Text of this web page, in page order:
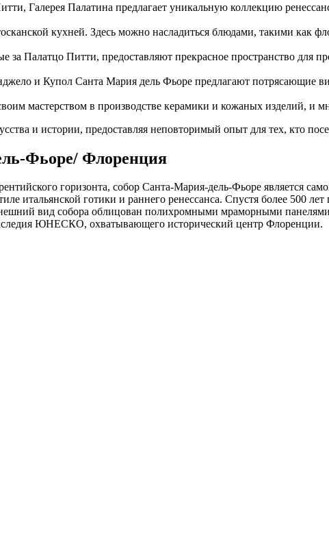
Галерея Палатина предлагает уникальную коллекцию
кухней. Здесь можно насладиться блюдами, такими как
за Палатцо Питти, предоставляют прекрасное пространство для
и Купол Санта Мария дель Фьоре предлагают потрясающие
мастерством в производстве керамики и кожаных изделий, и
и истории, предоставляя неповторимый опыт для тех, кто
Фьоре/ Флоренция
горизонта, собор Санта-Мария-дель-Фьоре является
итальянской готики и раннего ренессанса. Спустя более
вид собора облицован полихромными мраморными
ЮНЕСКО, охватывающего исторический центр Флоренции.